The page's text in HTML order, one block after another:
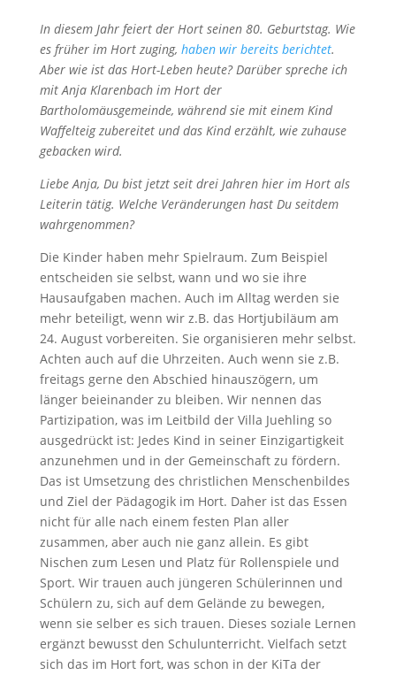
In diesem Jahr feiert der Hort seinen 80. Geburtstag. Wie
es früher im Hort zuging, haben wir bereits berichtet.
Aber wie ist das Hort-Leben heute? Darüber spreche ich
mit Anja Klarenbach im Hort der
Bartholomäusgemeinde, während sie mit einem Kind
Waffelteig zubereitet und das Kind erzählt, wie zuhause
gebacken wird.
Liebe Anja, Du bist jetzt seit drei Jahren hier im Hort als
Leiterin tätig. Welche Veränderungen hast Du seitdem
wahrgenommen?
Die Kinder haben mehr Spielraum. Zum Beispiel
entscheiden sie selbst, wann und wo sie ihre
Hausaufgaben machen. Auch im Alltag werden sie
mehr beteiligt, wenn wir z.B. das Hortjubiläum am
24. August vorbereiten. Sie organisieren mehr selbst.
Achten auch auf die Uhrzeiten. Auch wenn sie z.B.
freitags gerne den Abschied hinauszögern, um
länger beieinander zu bleiben. Wir nennen das
Partizipation, was im Leitbild der Villa Juehling so
ausgedrückt ist: Jedes Kind in seiner Einzigartigkeit
anzunehmen und in der Gemeinschaft zu fördern.
Das ist Umsetzung des christlichen Menschenbildes
und Ziel der Pädagogik im Hort. Daher ist das Essen
nicht für alle nach einem festen Plan aller
zusammen, aber auch nie ganz allein. Es gibt
Nischen zum Lesen und Platz für Rollenspiele und
Sport. Wir trauen auch jüngeren Schülerinnen und
Schülern zu, sich auf dem Gelände zu bewegen,
wenn sie selber es sich trauen. Dieses soziale Lernen
ergänzt bewusst den Schulunterricht. Vielfach setzt
sich das im Hort fort, was schon in der KiTa der